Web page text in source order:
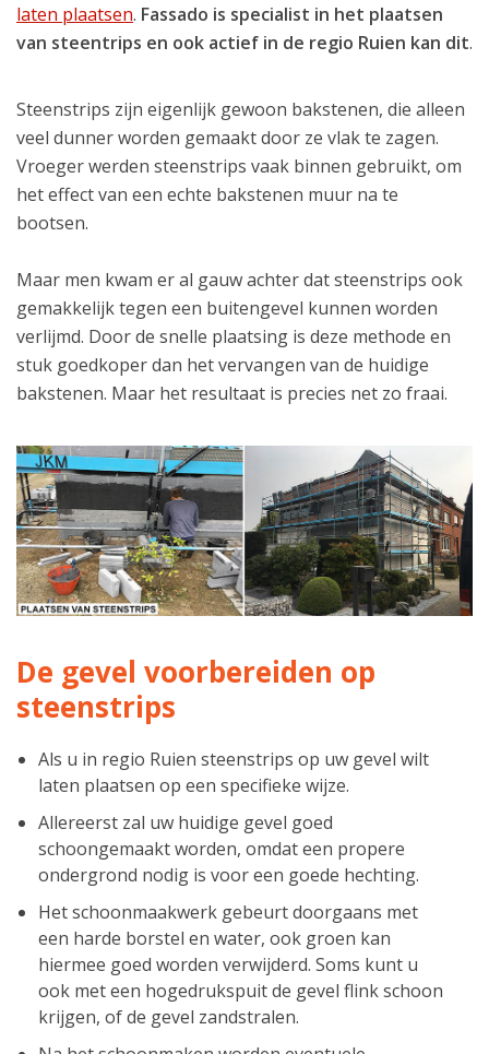
laten plaatsen. Fassado is specialist in het plaatsen
van steentrips en ook actief in de regio Ruien kan dit.
Steenstrips zijn eigenlijk gewoon bakstenen, die alleen
veel dunner worden gemaakt door ze vlak te zagen.
Vroeger werden steenstrips vaak binnen gebruikt, om
het effect van een echte bakstenen muur na te
bootsen.
Maar men kwam er al gauw achter dat steenstrips ook
gemakkelijk tegen een buitengevel kunnen worden
verlijmd. Door de snelle plaatsing is deze methode en
stuk goedkoper dan het vervangen van de huidige
bakstenen. Maar het resultaat is precies net zo fraai.
De gevel voorbereiden op
steenstrips
Als u in regio Ruien steenstrips op uw gevel wilt
laten plaatsen op een specifieke wijze.
Allereerst zal uw huidige gevel goed
schoongemaakt worden, omdat een propere
ondergrond nodig is voor een goede hechting.
Het schoonmaakwerk gebeurt doorgaans met
een harde borstel en water, ook groen kan
hiermee goed worden verwijderd. Soms kunt u
ook met een hogedrukspuit de gevel flink schoon
krijgen, of de gevel zandstralen.